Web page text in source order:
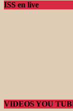
ISS en live
VIDEOS YOU